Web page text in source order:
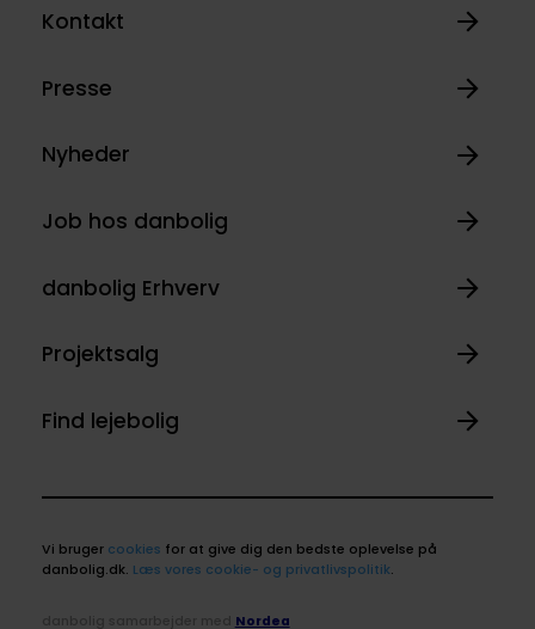
Kontakt
Presse
Nyheder
Job hos danbolig
danbolig Erhverv
Projektsalg
Find lejebolig
Vi bruger cookies for at give dig den bedste oplevelse på
danbolig.dk. Læs vores cookie- og privatlivspolitik.
Nordea